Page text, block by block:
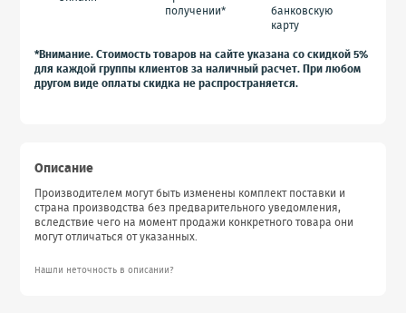
получении*
банковскую
карту
*Внимание. Стоимость товаров на сайте указана со скидкой 5%
для каждой группы клиентов за наличный расчет. При любом
другом виде оплаты скидка не распространяется.
Описание
Производителем могут быть изменены комплект поставки и
страна производства без предварительного уведомления,
вследствие чего на момент продажи конкретного товара они
могут отличаться от указанных.
Нашли неточность в описании?